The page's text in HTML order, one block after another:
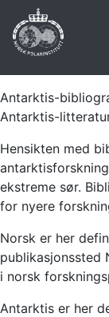
Antarktis-
Antarktis-
Hensikten med
ekstreme sør.
for nyere
Norsk er her
publikasjonssted
i norsk
Antarktis er her